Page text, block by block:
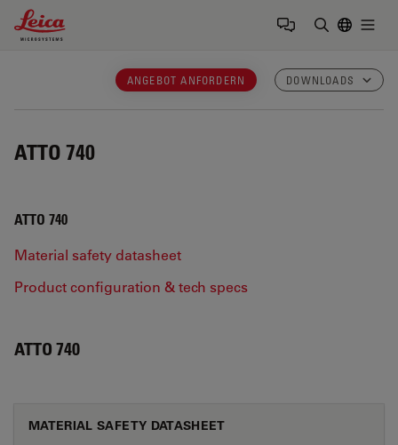
Leica Microsystems Logo
ANGEBOT ANFORDERN DOWNLOADS
ATTO 740
ATTO 740
Material safety datasheet
Product configuration & tech specs
ATTO 740
MATERIAL SAFETY DATASHEET